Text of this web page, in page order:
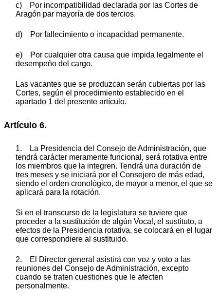
c) Por incompatibilidad declarada por las Cortes de
Aragón par mayoría de dos tercios.
d) Por fallecimiento o incapacidad permanente.
e) Por cualquier otra causa que impida legalmente el
desempeño del cargo.
Las vacantes que se produzcan serán cubiertas por las
Cortes, según el procedimiento establecido en el
apartado 1 del presente artículo.
Artículo 6.
1. La Presidencia del Consejo de Administración, que
tendrá carácter meramente funcional, será rotativa entre
los miembros que la integren. Tendrá una duración de
tres meses y se iniciará por el Consejero de más edad,
siendo el orden cronológico, de mayor a menor, el que se
aplicará para la rotación.
Si en el transcurso de la legislatura se tuviere que
proceder a la sustitución de algún Vocal, el sustituto, a
efectos de la Presidencia rotativa, se colocará en el lugar
que correspondiere al sustituido.
2. El Director general asistirá con voz y voto a las
reuniones del Consejo de Administración, excepto
cuando se traten cuestiones que le afecten
personalmente.